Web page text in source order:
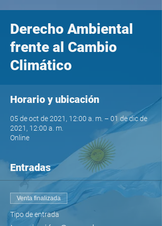
Derecho Ambiental
frente al Cambio
Climático
Horario y ubicación
05 de oct de 2021, 12:00 a. m. – 01 de dic de
2021, 12:00 a. m.
Online
Entradas
Venta finalizada
Tipo de entrada